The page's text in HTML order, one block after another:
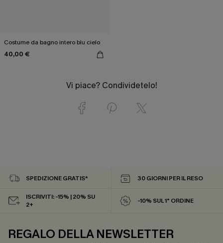
Costume da bagno intero blu cielo
40,00 €
Vi piace? Condividetelo!
SPEDIZIONE GRATIS* 30 GIORNI PER IL RESO
ISCRIVITI: -15% | 20% SU
2+
-10% SUL 1° ORDINE
REGALO DELLA NEWSLETTER